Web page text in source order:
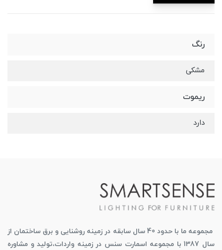
رنگ
مشکی
ریموت
دارد
مجموعه ما با حدود 40 سال سابقه در زمینه روشنایی و برق ساختمان از
سال 1387 با مجموعه اسمارت سنس در زمینه واردات،تولید و مشاوره